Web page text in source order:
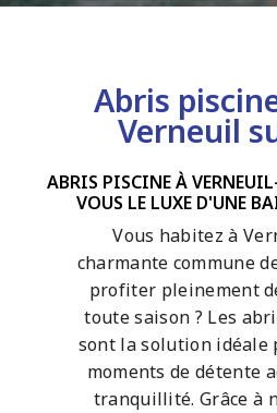
Abris
Verneuil
ABRIS PISCINE À
VOUS LE LUXE D'UNE
Vous habitez à
charmante commune
profiter pleinement
toute saison ? Les
sont la solution idéale
moments de détente
tranquillité. Grâce à